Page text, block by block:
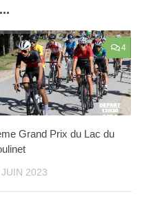
4
Grand Prix du Lac du
2023